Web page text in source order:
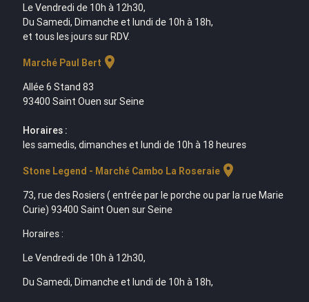
Le Vendredi de 10h à 12h30,
Du Samedi, Dimanche et lundi de 10h à 18h,
et tous les jours sur RDV.
Marché Paul Bert location_on
Allée 6 Stand 83
93400 Saint Ouen sur Seine
Horaires :
les samedis, dimanches et lundi de 10h à 18 heures
Stone Legend - Marché Cambo La Roseraielocation_on
73, rue des Rosiers ( entrée par le porche ou par la rue Marie
Curie) 93400 Saint Ouen sur Seine
Horaires :
Le Vendredi de 10h à 12h30,
Du Samedi, Dimanche et lundi de 10h à 18h,